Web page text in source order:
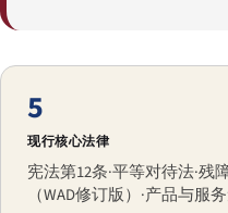
5
现行核心法律
宪法第12条·平等对待法·
（WAD修订版）·产品与服